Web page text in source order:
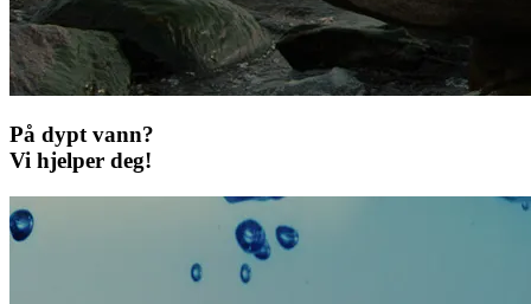
På dypt vann?
Vi hjelper deg!